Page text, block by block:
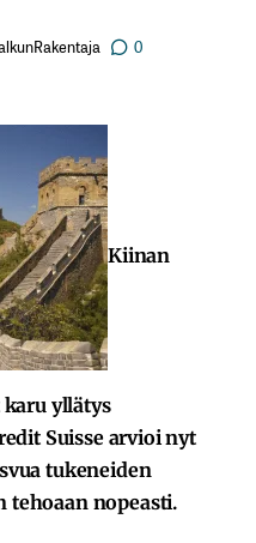
0
Kiinan
yllätys
Suisse arvioi nyt
tukeneiden
tehoaan nopeasti.